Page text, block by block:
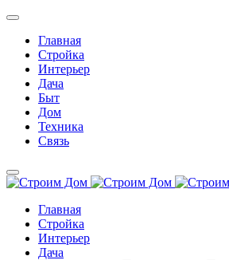
Главная
Стройка
Интерьер
Дача
Быт
Дом
Техника
Связь
Главная
Стройка
Интерьер
Дача